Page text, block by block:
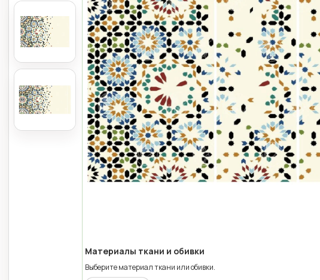
Материалы ткани и обивки
Выберите материал ткани или обивки.